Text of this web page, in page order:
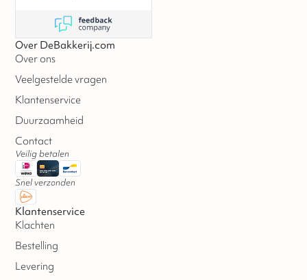
Over DeBakkerij.com
Over ons
Veelgestelde vragen
Klantenservice
Duurzaamheid
Contact
Veilig betalen
Snel verzonden
Klantenservice
Klachten
Bestelling
Levering